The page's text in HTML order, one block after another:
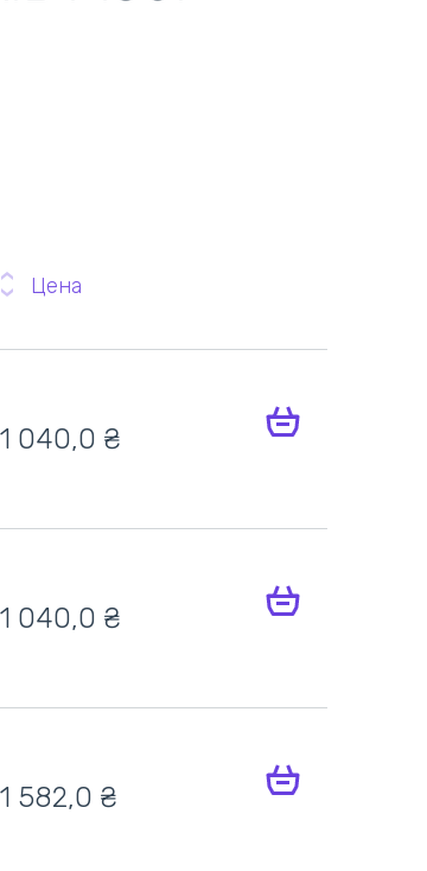
Цена
1 040,0 ₴
1 040,0 ₴
1 582,0 ₴